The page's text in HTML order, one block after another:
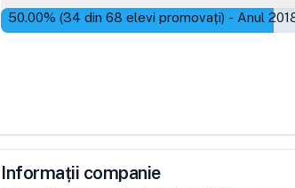
50.00% (34 din 68 elevi promovați) - Anul
Informații companie